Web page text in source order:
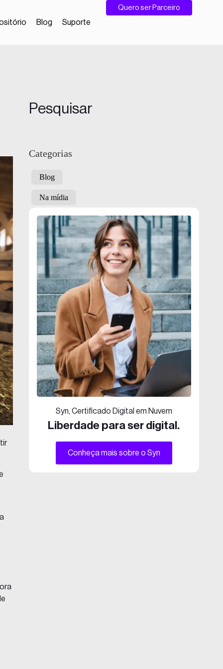
Blog Suporte
Quero ser Parceiro
Pesquisar
Categorias
Blog
Na mídia
Syn, Certificado Digital em Nuvem
Liberdade para ser digital.
Conheça mais sobre o Syn